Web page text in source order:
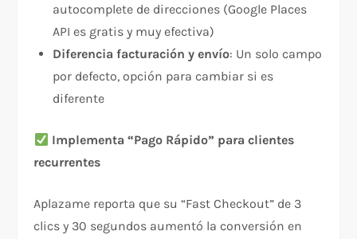
autocomplete de direcciones (Google Places
API es gratis y muy efectiva)
Diferencia facturación y envío: Un solo campo
por defecto, opción para cambiar si es
diferente
Implementa “Pago Rápido” para clientes
recurrentes
Aplazame reporta que su “Fast Checkout” de 3
clics y 30 segundos aumentó la conversión en